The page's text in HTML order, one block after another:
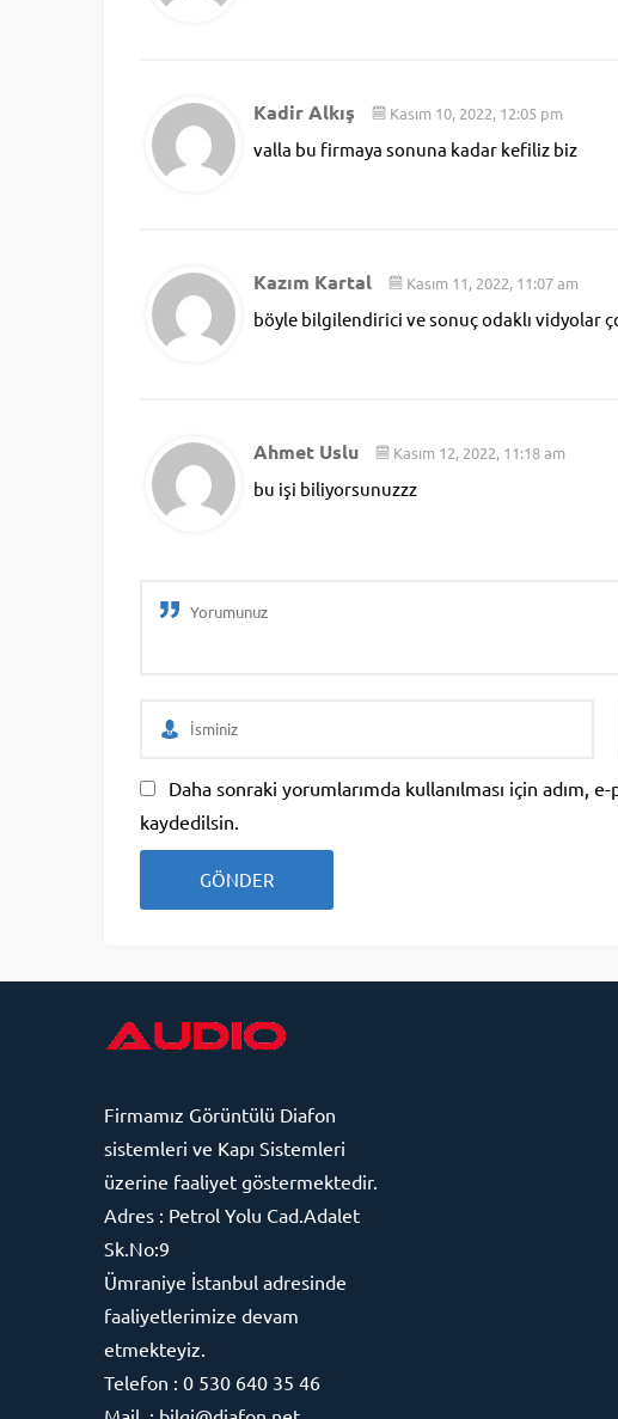
Kadir Alkış Kasım 10, 2022, 12:05 pm
valla bu firmaya sonuna kadar kefiliz biz
Kazım Kartal Kasım 11, 2022, 11:07 am
böyle bilgilendirici ve sonuç odaklı vidyolar
Ahmet Uslu Kasım 12, 2022, 11:18 am
bu işi biliyorsunuzzz
Daha sonraki yorumlarımda kullanılması için adım,
kaydedilsin.
Firmamız Görüntülü Diafon
sistemleri ve Kapı Sistemleri
üzerine faaliyet göstermektedir.
Adres : Petrol Yolu Cad.Adalet
Sk.No:9
Ümraniye İstanbul adresinde
faaliyetlerimize devam
etmekteyiz.
Telefon : 0 530 640 35 46